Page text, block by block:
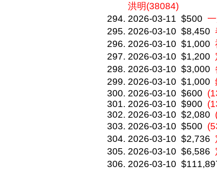
洪明(38084)
2026-03-11 $500
2026-03-10 $8,450
2026-03-10 $1,000
2026-03-10 $1,200
2026-03-10 $3,000
2026-03-10 $1,000
2026-03-10 $600
2026-03-10 $900
2026-03-10 $2,080
2026-03-10 $500
2026-03-10 $2,736
2026-03-10 $6,586
2026-03-10